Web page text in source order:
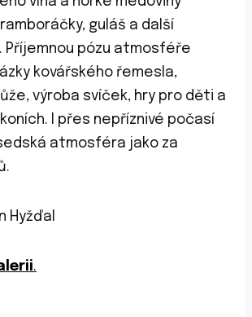
guláš a další
Příjemnou pózu atmosféře
kovářského řemesla,
výroba svíček, hry pro děti a
I přes nepříznivé počasí
atmosféra jako za
Hyžďal
.